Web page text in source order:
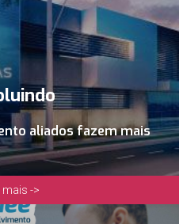
aliados fazem mais
mais ->